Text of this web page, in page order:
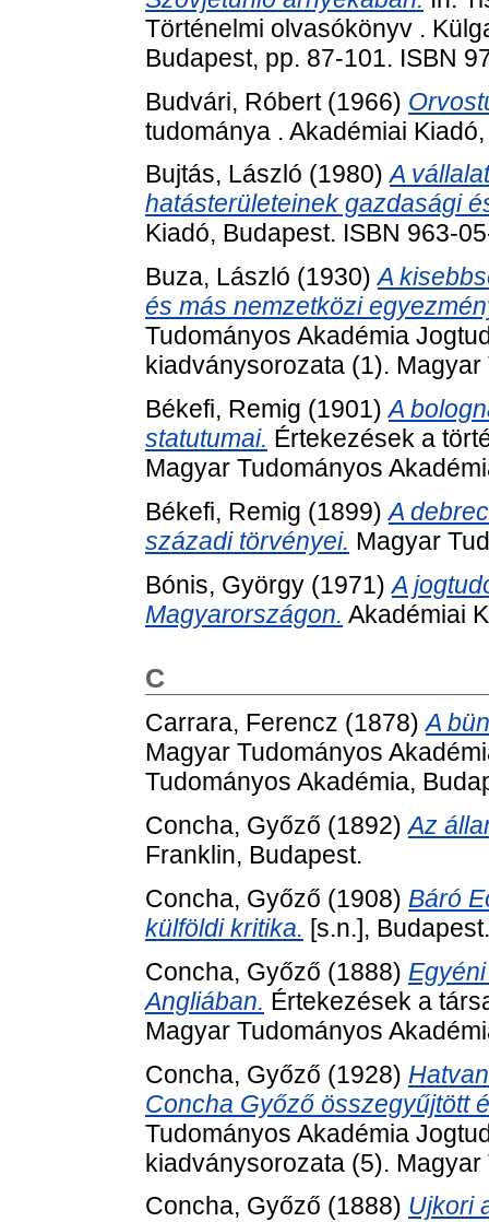
Történelmi olvasókönyv .
Budapest, pp. 87-101. ISBN
Budvári, Róbert(1966)
tudománya . Akadémiai
Bujtás, László (1980)A
hatásterületeinek gazdasági
Kiadó, Budapest. ISBN 963-
Buza, László (1930)A
és más nemzetközi
Tudományos Akadémia
kiadványsorozata (1).
Békefi, Remig (1901)A
statutumai. Értekezések a
Magyar Tudományos
Békefi, Remig (1899)A
századi törvényei. Magyar
Bónis, György (1971)A
Magyarországon. Akadémiai
C
Carrara, Ferencz (1878)A
Magyar Tudományos
Tudományos Akadémia,
Concha, Győző (1892)Az
Franklin, Budapest.
Concha, Győző (1908) Báró
külföldi kritika. [s.n.], Budapest.
Concha, Győző (1888)
Angliában. Értekezések a
Magyar Tudományos
Concha, Győző (1928)
Concha Győző összegyűjtött
Tudományos Akadémia
kiadványsorozata (5).
Concha, Győző (1888) Ujkori